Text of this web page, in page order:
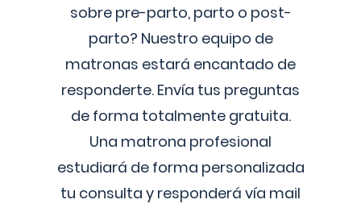
sobre pre-parto, parto o post-
parto? Nuestro equipo de
matronas estará encantado de
responderte. Envía tus preguntas
de forma totalmente gratuita.
Una matrona profesional
estudiará de forma personalizada
tu consulta y responderá vía mail